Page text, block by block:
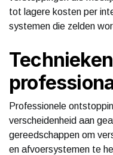
tot lagere kosten per
systemen die zelden
Professionele
verscheidenheid aan
gereedschappen om
en afvoersystemen te